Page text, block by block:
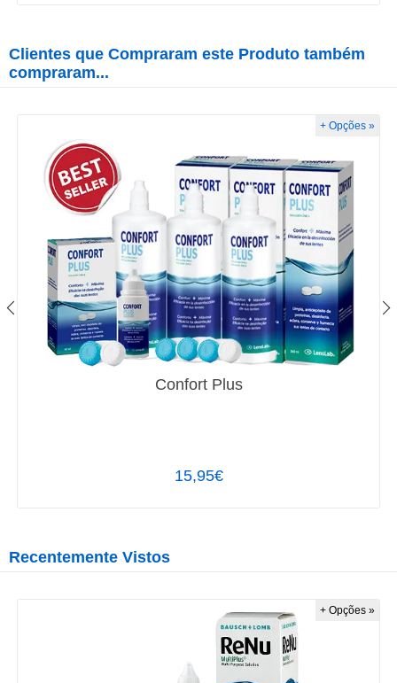
Clientes que Compraram este Produto também
compraram...
Confort Plus
15,95€
+ Opções »
Recentemente Vistos
+ Opções »